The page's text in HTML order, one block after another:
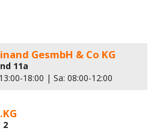
GesmbH & Co KG
11a
18:00 | Sa: 08:00-12:00
2